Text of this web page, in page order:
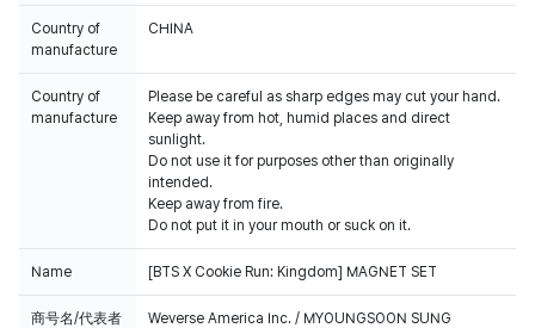
Country of
manufacture
CHINA
Country of
manufacture
Please be careful as sharp edges may cut your hand.
Keep away from hot, humid places and direct
sunlight.
Do not use it for purposes other than originally
intended.
Keep away from fire.
Do not put it in your mouth or suck on it.
Name [BTS X Cookie Run: Kingdom] MAGNET SET
商号名/代表者 Weverse America Inc. / MYOUNGSOON SUNG